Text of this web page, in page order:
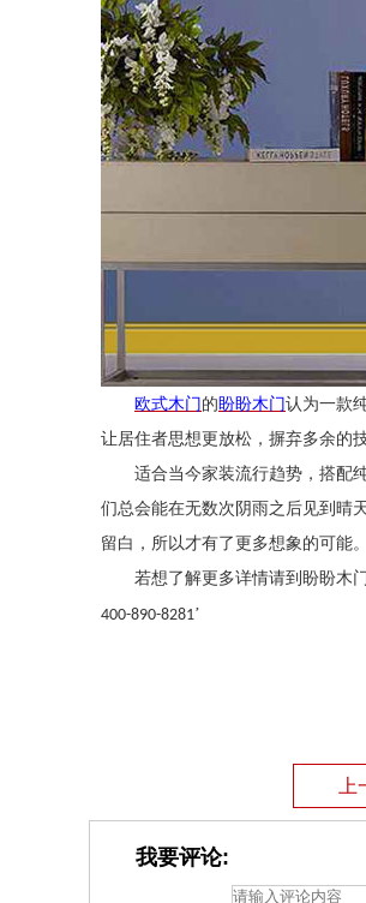
欧式木门 的盼盼木门认为一款
让居住者思想更放松，摒弃多余的
适合当今家装流行趋势，搭配
们总会能在无数次阴雨之后见到晴
留白，所以才有了更多想象的可能。
若想了解更多详情请到盼盼木
400-890-8281’
我要评论: